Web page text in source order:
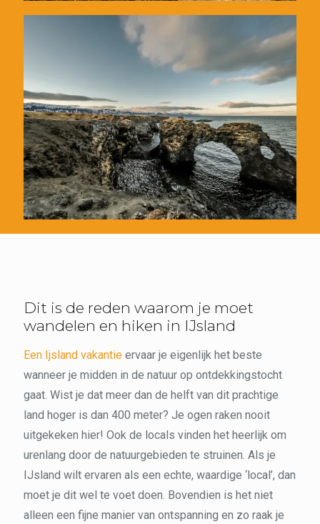
Dit is de reden waarom je moet
wandelen en hiken in IJsland
Een Ijsland vakantie ervaar je eigenlijk het beste
wanneer je midden in de natuur op ontdekkingstocht
gaat. Wist je dat meer dan de helft van dit prachtige
land hoger is dan 400 meter? Je ogen raken nooit
uitgekeken hier! Ook de locals vinden het heerlijk om
urenlang door de natuurgebieden te struinen. Als je
IJsland wilt ervaren als een echte, waardige ‘local’, dan
moet je dit wel te voet doen. Bovendien is het niet
alleen een fijne manier van ontspanning en zo raak je